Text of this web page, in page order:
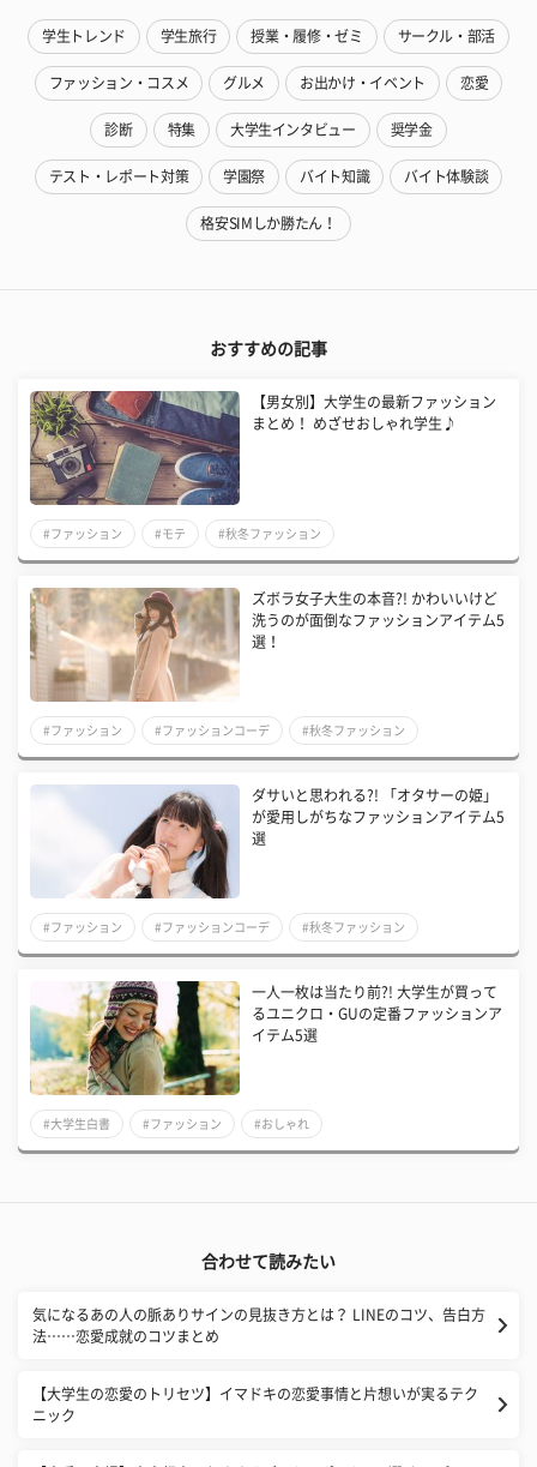
学生トレンド 学生旅行 授業・履修・ゼミ サークル・部活
ファッション・コスメ グルメ お出かけ・イベント 恋愛
診断 特集 大学生インタビュー 奨学金
テスト・レポート対策 学園祭 バイト知識 バイト体験談
格安SIMしか勝たん！
おすすめの記事
【男女別】大学生の最新ファッション
まとめ！ めざせおしゃれ学生♪
#ファッション #モテ #秋冬ファッション
ズボラ女子大生の本音?! かわいいけど
洗うのが面倒なファッションアイテム5
選！
#ファッション #ファッションコーデ #秋冬ファッション
ダサいと思われる?! 「オタサーの姫」
が愛用しがちなファッションアイテム5
選
#ファッション #ファッションコーデ #秋冬ファッション
一人一枚は当たり前?! 大学生が買って
るユニクロ・GUの定番ファッションア
イテム5選
#大学生白書 #ファッション #おしゃれ
合わせて読みたい
気になるあの人の脈ありサインの見抜き方とは？ LINEのコツ、告白方
法……恋愛成就のコツまとめ
【大学生の恋愛のトリセツ】イマドキの恋愛事情と片想いが実るテク
ニック